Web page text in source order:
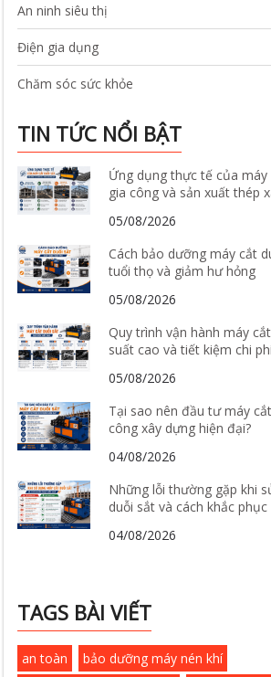
An ninh siêu thị
Điện gia dụng
Chăm sóc sức khỏe
TIN TỨC NỔI BẬT
Ứng dụng thực tế của
gia công và sản xuất thép
05/08/2026
Cách bảo dưỡng máy cắt
tuổi thọ và giảm hư hỏng
05/08/2026
Quy trình vận hành máy
suất cao và tiết kiệm chi
05/08/2026
Tại sao nên đầu tư máy
công xây dựng hiện đại?
04/08/2026
Những lỗi thường gặp khi
duỗi sắt và cách khắc phục
04/08/2026
TAGS BÀI VIẾT
an toàn
bảo dưỡng máy nén khí